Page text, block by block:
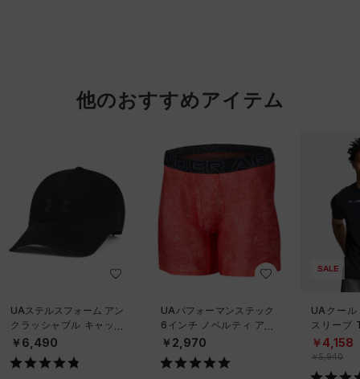
他のおすすめアイテム
UAステルスフォーム アン
クラッシャブル キャップ
（ライフスタイル/UNISE
￥6,490
UAパフォーマンステック
6インチ ノベルティ アン
ダーウェア（トレーニン
グ/MEN）
￥2,970
SALE
UAクール
スリーブ
ーニング/
￥4,158
￥5,940